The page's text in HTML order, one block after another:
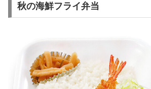
秋の海鮮フライ弁当